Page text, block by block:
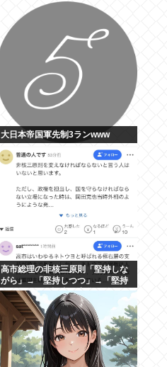
大日本帝国軍先制3ランwww
高市総理の非核三原則「堅持しな
がら」→「堅持しつつ」→「堅持
しており」。記者が変化を発見し
追及